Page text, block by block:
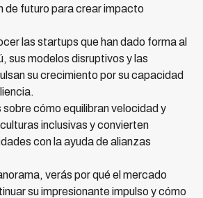
de futuro para crear impacto
las startups que han dado forma al
sus modelos disruptivos y las
su crecimiento por su capacidad
cómo equilibran velocidad y
inclusivas y convierten
con la ayuda de alianzas
verás por qué el mercado
su impresionante impulso y cómo